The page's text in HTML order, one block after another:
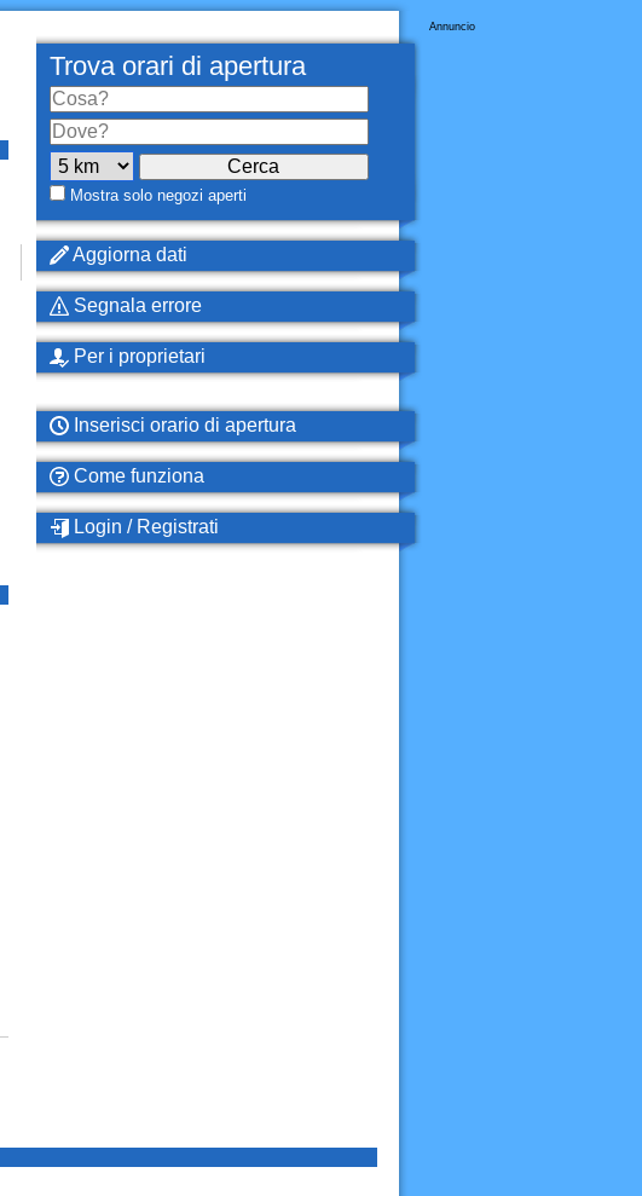
Annuncio
Trova orari di apertura
Mostra solo negozi aperti
Aggiorna dati
Segnala errore
Per i proprietari
Inserisci orario di apertura
Come funziona
Login / Registrati